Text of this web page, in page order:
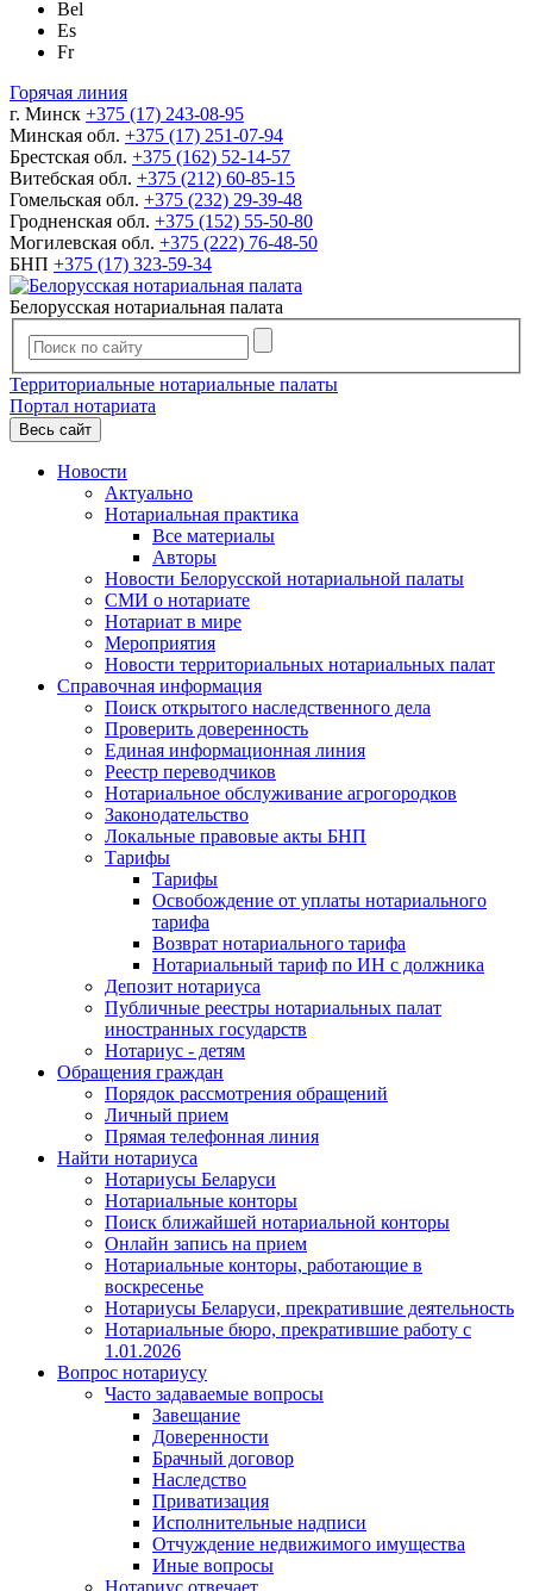
Bel
Es
Fr
Горячая линия
г. Минск +375 (17) 243-08-95
Минская обл. +375 (17) 251-07-94
Брестская обл. +375 (162) 52-14-57
Витебская обл. +375 (212) 60-85-15
Гомельская обл. +375 (232) 29-39-48
Гродненская обл. +375 (152) 55-50-80
Могилевская обл. +375 (222) 76-48-50
БНП +375 (17) 323-59-34
Белорусская нотариальная палата
Территориальные нотариальные палаты
Портал нотариата
Весь сайт
Новости
Актуально
Нотариальная практика
Все материалы
Авторы
Новости Белорусской нотариальной палаты
СМИ о нотариате
Нотариат в мире
Мероприятия
Новости территориальных нотариальных палат
Справочная информация
Поиск открытого наследственного дела
Проверить доверенность
Единая информационная линия
Реестр переводчиков
Нотариальное обслуживание агрогородков
Законодательство
Локальные правовые акты БНП
Тарифы
Тарифы
Освобождение от уплаты нотариального
тарифа
Возврат нотариального тарифа
Нотариальный тариф по ИН с должника
Депозит нотариуса
Публичные реестры нотариальных палат
иностранных государств
Нотариус - детям
Обращения граждан
Порядок рассмотрения обращений
Личный прием
Прямая телефонная линия
Найти нотариуса
Нотариусы Беларуси
Нотариальные конторы
Поиск ближайшей нотариальной конторы
Онлайн запись на прием
Нотариальные конторы, работающие в
воскресенье
Нотариусы Беларуси, прекратившие деятельность
Нотариальные бюро, прекратившие работу с
1.01.2026
Вопрос нотариусу
Часто задаваемые вопросы
Завещание
Доверенности
Брачный договор
Наследство
Приватизация
Исполнительные надписи
Отчуждение недвижимого имущества
Иные вопросы
Нотариус отвечает